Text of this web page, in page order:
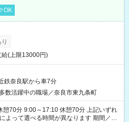
OK
給(上限13000円)
鉄奈良駅から車7分
数活躍中の職場／奈良市東九条町
憩70分 9:00～17:10 休憩70分 上記いずれ
て選べる時間が異なります 期間／即